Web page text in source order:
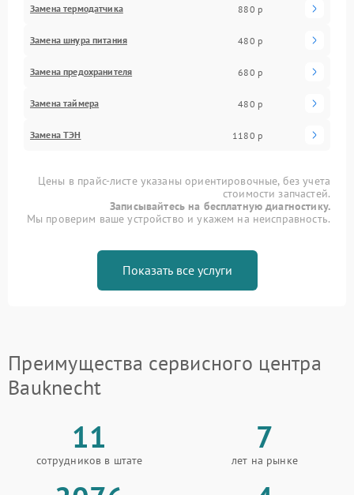
Замена термодатчика 880 р
Замена шнура питания 480 р
Замена предохранителя 680 р
Замена таймера 480 р
Замена ТЭН 1180 р
Цены в прайс-листе указаны ориентировочные, без учета
стоимости запчастей.
Записывайтесь на бесплатную диагностику.
Мы проверим ваше устройство и укажем на неисправность.
Показать все услуги
Преимущества сервисного центра
Bauknecht
11
сотрудников в штате
7
лет на рынке